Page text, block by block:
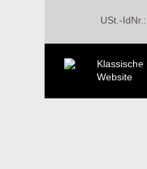
USt.-
Klassische
Website